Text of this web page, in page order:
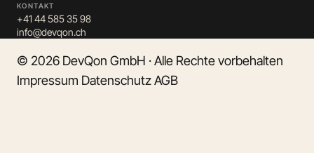
KONTAKT
+41 44 585 35 98
info@devqon.ch
© 2026 DevQon GmbH · Alle Rechte vorbehalten
Impressum DatenschutzAGB